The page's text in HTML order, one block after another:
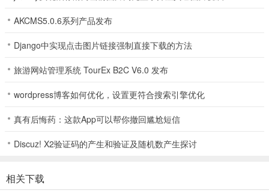
AKCMS5.0.6系列产品发布
Django中实现点击图片链接强制直接下载的方法
旅游网站管理系统 TourEx B2C V6.0 发布
wordpress博客如何优化，设置更符合搜索引擎优化
真有后悔药：这款App可以帮你撤回尴尬短信
Discuz! X2验证码的产生和验证及随机数产生探讨
相关下载